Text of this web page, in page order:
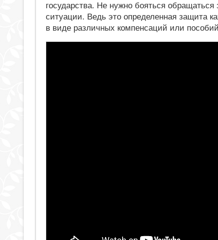
государства. Не нужно бояться
ситуации. Ведь это определенная защита
в виде различных компенсаций или